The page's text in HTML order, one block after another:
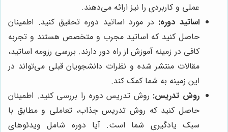
عملی و کاربردی را نیز ارائه می‌دهند.
اساتید دوره: در مورد اساتید دوره تحقیق کنید. اطمینان
حاصل کنید که اساتید مجرب و متخصص هستند و تجربه
کافی در زمینه آموزش از راه دور دارند. بررسی رزومه اساتید،
مقالات منتشر شده و نظرات دانشجویان قبلی می‌تواند در
این زمینه به شما کمک کند.
روش تدریس: روش تدریس دوره را بررسی کنید. اطمینان
حاصل کنید که روش تدریس جذاب، تعاملی و مطابق با
سبک یادگیری شما است. آیا دوره شامل ویدئوهای